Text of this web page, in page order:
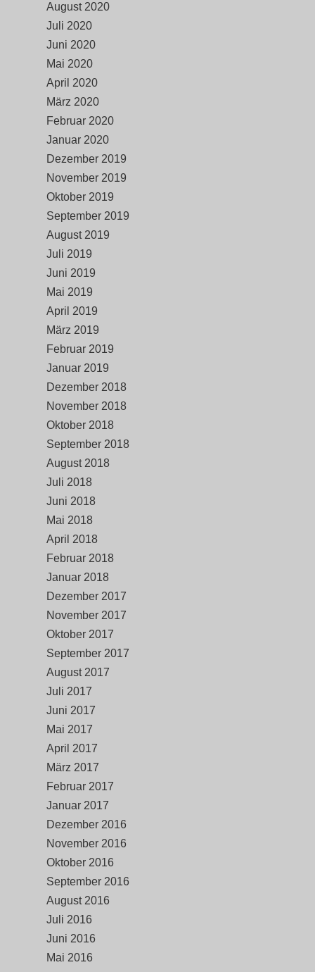
August 2020
Juli 2020
Juni 2020
Mai 2020
April 2020
März 2020
Februar 2020
Januar 2020
Dezember 2019
November 2019
Oktober 2019
September 2019
August 2019
Juli 2019
Juni 2019
Mai 2019
April 2019
März 2019
Februar 2019
Januar 2019
Dezember 2018
November 2018
Oktober 2018
September 2018
August 2018
Juli 2018
Juni 2018
Mai 2018
April 2018
Februar 2018
Januar 2018
Dezember 2017
November 2017
Oktober 2017
September 2017
August 2017
Juli 2017
Juni 2017
Mai 2017
April 2017
März 2017
Februar 2017
Januar 2017
Dezember 2016
November 2016
Oktober 2016
September 2016
August 2016
Juli 2016
Juni 2016
Mai 2016